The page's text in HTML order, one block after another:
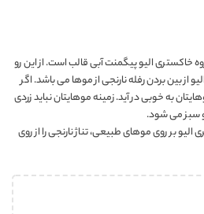
1-5 در رنگ مو گروه خاکستری الیو پیگمنت آبی قالب است. از این رو
از بین بردن رفله نارنجی از موها می باشد. اگر
به خوبی در آید. زمینه موهایتان نباید زردی
سبز می شود.
بر روی موهای طبیعی، تناژ نارنجی را از روی